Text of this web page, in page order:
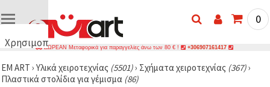
Χρησιμοποιούμε
🍪
Χρησιμοποιούμε
0
ΔΩΡΕΑΝ Μεταφορικά για παραγγελίες άνω των 80 € ! +306907161417
EM ART › Υλικά χειροτεχνίας (5501)› Σχήματα χειροτεχνίας (367)›
Πλαστικά στολίδια για γέμισμα (86)